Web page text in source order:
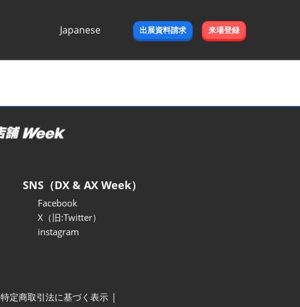
Japanese
出展資料請求 来場登録
SNS（DX & AX Week）
Facebook
X（旧:Twitter）
instagram
特定商取引法に基づく表示